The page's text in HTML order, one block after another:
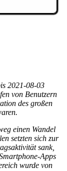
2021-08-03
von Benutzern
des großen
einen Wandel
setzten sich zur
sank,
Apps
wurde von